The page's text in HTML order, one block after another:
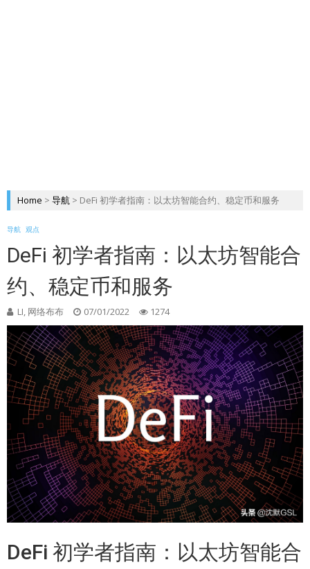
Home > 导航 > DeFi 初学者指南：以太坊智能合约、稳定币和服务
导航 观点
DeFi 初学者指南：以太坊智能合
约、稳定币和服务
LI, 网络布布 07/01/2022 1274
DeFi 初学者指南：以太坊智能合